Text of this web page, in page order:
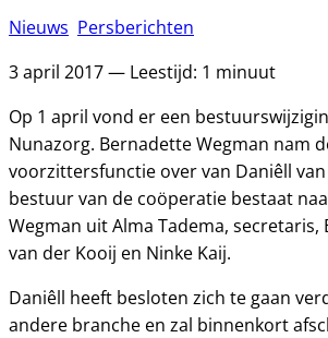
Nieuws Persberichten
3 april 2017 — Leestijd: 1 minuut
Op 1 april vond er een
Nunazorg. Bernadette Wegman nam
voorzittersfunctie over van Daniêll
bestuur van de coöperatie bestaat
Wegman uit Alma Tadema, secretaris,
van der Kooij en Ninke Kaij.
Daniêll heeft besloten zich te gaan
andere branche en zal binnenkort